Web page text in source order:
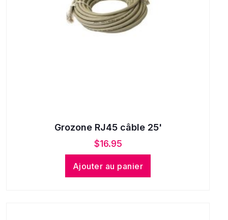
Grozone RJ45 câble 25'
$16.95
Ajouter au panier